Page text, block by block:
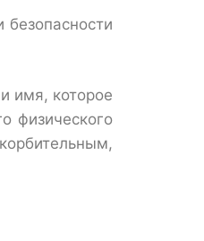
имя, которое
физического